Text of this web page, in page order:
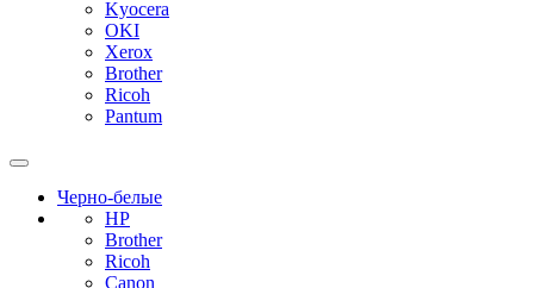
Kyocera
OKI
Xerox
Brother
Ricoh
Pantum
Черно-белые
HP
Brother
Ricoh
Canon